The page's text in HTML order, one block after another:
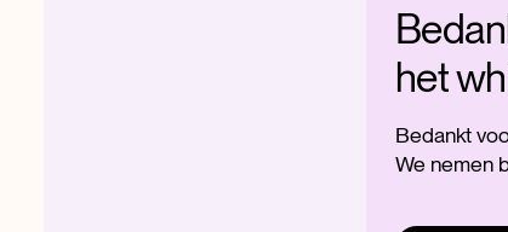
het
Bedankt
We nemen